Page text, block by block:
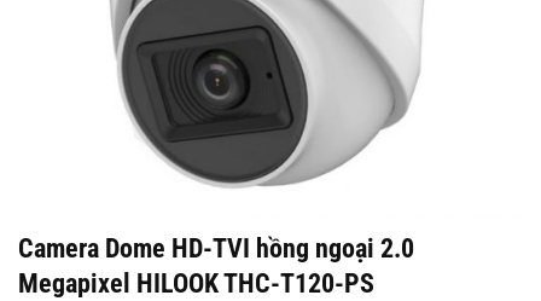
Camera Dome HD-TVI hồng ngoại 2.0
Megapixel HILOOK THC-T120-PS